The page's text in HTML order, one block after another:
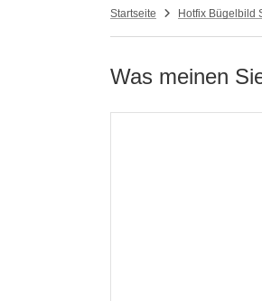
Startseite
Was meinen